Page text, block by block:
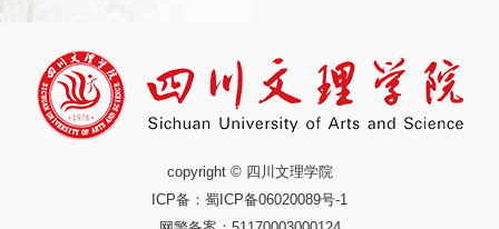
copyright © 四川文理学院
ICP备： 蜀ICP备06020089号-1